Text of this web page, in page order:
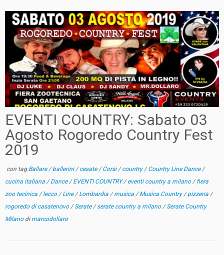
EVENTI COUNTRY: Sabato 03
Agosto Rogoredo Country Fest
2019
con tag Ballare/ballerini/cesate/Corsi/country/Country Line Dance/
cucina italiana /Dance/EVENTI COUNTRY/eventi country a milano/fiera
zoo tecinica /lecco/Line/Lombardia /musica /Musica Country/pizzeria /
rogoredo di casatenovo/Serate/serate country a milano/Serate Country
Milano di marcodollaro